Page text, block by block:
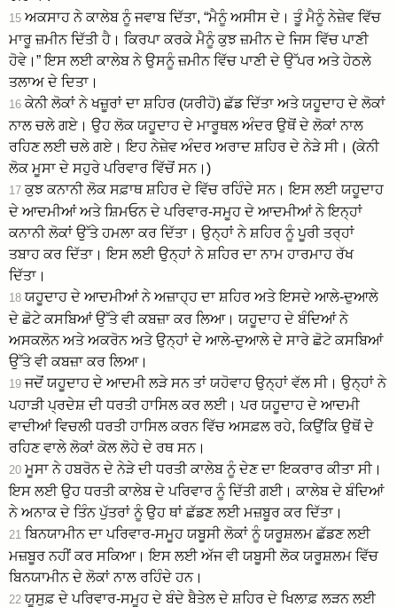
15 ਅਕਸਾਹ ਨੇ ਕਾਲੇਬ ਨੂੰ ਜਵਾਬ ਦਿੱਤਾ, “ਮੈਨੂੰ ਅਸੀਸ ਦੇ। ਤੂੰ ਮੈਨੂੰ ਨੇਜ਼ੇਵ ਵਿੱਚ
ਮਾਰੂ ਜ਼ਮੀਨ ਦਿੱਤੀ ਹੈ। ਕਿਰਪਾ ਕਰਕੇ ਮੈਨੂੰ ਕੁਝ ਜ਼ਮੀਨ ਦੇ ਜਿਸ ਵਿੱਚ ਪਾਣੀ
ਹੋਵੇ।” ਇਸ ਲਈ ਕਾਲੇਬ ਨੇ ਉਸਨੂੰ ਜ਼ਮੀਨ ਵਿੱਚ ਪਾਣੀ ਦੇ ਉੱਪਰ ਅਤੇ ਹੇਠਲੇ
ਤਲਾਅ ਦੇ ਦਿਤਾ।
16ਕੇਨੀ ਲੋਕਾਂ ਨੇ ਖਜ਼ੂਰਾਂ ਦਾ ਸ਼ਹਿਰ (ਯਰੀਹੋ) ਛੱਡ ਦਿੱਤਾ ਅਤੇ ਯਹੂਦਾਹ ਦੇ ਲੋਕਾਂ
ਨਾਲ ਚਲੇ ਗਏ। ਉਹ ਲੋਕ ਯਹੂਦਾਹ ਦੇ ਮਾਰੂਥਲ ਅੰਦਰ ਉਥੋਂ ਦੇ ਲੋਕਾਂ ਨਾਲ
ਰਹਿਣ ਲਈ ਚਲੇ ਗਏ। ਇਹ ਨੇਜ਼ੇਵ ਅੰਦਰ ਅਰਾਦ ਸ਼ਹਿਰ ਦੇ ਨੇੜੇ ਸੀ। (ਕੇਨੀ
ਲੋਕ ਮੂਸਾ ਦੇ ਸਹੁਰੇ ਪਰਿਵਾਰ ਵਿੱਚੋਂ ਸਨ।)
17ਕੁਝ ਕਨਾਨੀ ਲੋਕ ਸਫ਼ਾਥ ਸ਼ਹਿਰ ਦੇ ਵਿੱਚ ਰਹਿੰਦੇ ਸਨ। ਇਸ ਲਈ ਯਹੂਦਾਹ
ਦੇ ਆਦਮੀਆਂ ਅਤੇ ਸ਼ਿਮਓਨ ਦੇ ਪਰਿਵਾਰ-ਸਮੂਹ ਦੇ ਆਦਮੀਆਂ ਨੇ ਇਨ੍ਹਾਂ
ਕਨਾਨੀ ਲੋਕਾਂ ਉੱਤੇ ਹਮਲਾ ਕਰ ਦਿੱਤਾ। ਉਨ੍ਹਾਂ ਨੇ ਸ਼ਹਿਰ ਨੂੰ ਪੂਰੀ ਤਰ੍ਹਾਂ
ਤਬਾਹ ਕਰ ਦਿੱਤਾ। ਇਸ ਲਈ ਉਨ੍ਹਾਂ ਨੇ ਸ਼ਹਿਰ ਦਾ ਨਾਮ ਹਾਰਮਾਹ ਰੱਖ
ਦਿੱਤਾ।
18 ਯਹੂਦਾਹ ਦੇ ਆਦਮੀਆਂ ਨੇ ਅਜ਼ਾਹ੍ਹ ਦਾ ਸ਼ਹਿਰ ਅਤੇ ਇਸਦੇ ਆਲੇ-ਦੁਆਲੇ
ਦੇ ਛੋਟੇ ਕਸਬਿਆਂ ਉੱਤੇ ਵੀ ਕਬਜ਼ਾ ਕਰ ਲਿਆ। ਯਹੂਦਾਹ ਦੇ ਬੰਦਿਆਂ ਨੇ
ਅਸਕਲੋਨ ਅਤੇ ਅਕਰੋਨ ਅਤੇ ਉਨ੍ਹਾਂ ਦੇ ਆਲੇ-ਦੁਆਲੇ ਦੇ ਸਾਰੇ ਛੋਟੇ ਕਸਬਿਆਂ
ਉੱਤੇ ਵੀ ਕਬਜ਼ਾ ਕਰ ਲਿਆ।
19ਜਦੋਂ ਯਹੂਦਾਹ ਦੇ ਆਦਮੀ ਲੜੇ ਸਨ ਤਾਂ ਯਹੋਵਾਹ ਉਨ੍ਹਾਂ ਵੱਲ ਸੀ। ਉਨ੍ਹਾਂ ਨੇ
ਪਹਾੜੀ ਪ੍ਰਦੇਸ਼ ਦੀ ਧਰਤੀ ਹਾਸਿਲ ਕਰ ਲਈ। ਪਰ ਯਹੂਦਾਹ ਦੇ ਆਦਮੀ
ਵਾਦੀਆਂ ਵਿਚਲੀ ਧਰਤੀ ਹਾਸਿਲ ਕਰਨ ਵਿੱਚ ਅਸਫ਼ਲ ਰਹੇ, ਕਿਉਂਕਿ ਉਥੋਂ ਦੇ
ਰਹਿਣ ਵਾਲੇ ਲੋਕਾਂ ਕੋਲ ਲੋਹੇ ਦੇ ਰਥ ਸਨ।
20 ਮੂਸਾ ਨੇ ਹਬਰੋਨ ਦੇ ਨੇੜੇ ਦੀ ਧਰਤੀ ਕਾਲੇਬ ਨੂੰ ਦੇਣ ਦਾ ਇਕਰਾਰ ਕੀਤਾ ਸੀ।
ਇਸ ਲਈ ਉਹ ਧਰਤੀ ਕਾਲੇਬ ਦੇ ਪਰਿਵਾਰ ਨੂੰ ਦਿੱਤੀ ਗਈ। ਕਾਲੇਬ ਦੇ ਬੰਦਿਆਂ
ਨੇ ਅਨਾਕ ਦੇ ਤਿੰਨ ਪੁੱਤਰਾਂ ਨੂੰ ਉਹ ਥਾਂ ਛੱਡਣ ਲਈ ਮਜ਼ਬੂਰ ਕਰ ਦਿੱਤਾ।
21 ਬਿਨਯਾਮੀਨ ਦਾ ਪਰਿਵਾਰ-ਸਮੂਹ ਯਬੂਸੀ ਲੋਕਾਂ ਨੂੰ ਯਰੂਸ਼ਲਮ ਛੱਡਣ ਲਈ
ਮਜ਼ਬੂਰ ਨਹੀਂ ਕਰ ਸਕਿਆ। ਇਸ ਲਈ ਅੱਜ ਵੀ ਯਬੂਸੀ ਲੋਕ ਯਰੂਸ਼ਲਮ ਵਿੱਚ
ਬਿਨਯਾਮੀਨ ਦੇ ਲੋਕਾਂ ਨਾਲ ਰਹਿੰਦੇ ਹਨ।
22 ਯੂਸੁਫ਼ ਦੇ ਪਰਿਵਾਰ-ਸਮੂਹ ਦੇ ਬੰਦੇ ਬੈਤੇਲ ਦੇ ਸ਼ਹਿਰ ਦੇ ਖਿਲਾਫ਼ ਲੜਨ ਲਈ